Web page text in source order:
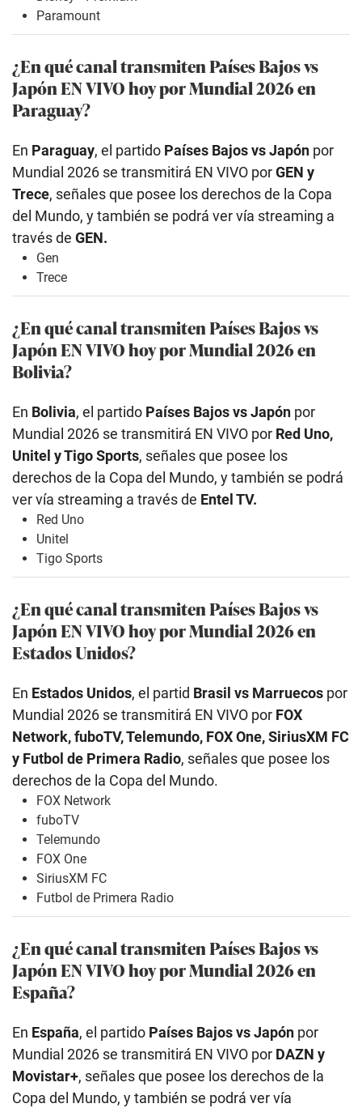
Paramount
¿En qué canal transmiten Países Bajos vs
Japón EN VIVO hoy por Mundial 2026 en
Paraguay?
En Paraguay, el partido Países Bajos vs Japón por
Mundial 2026 se transmitirá EN VIVO porGEN y
Trece, señales que posee los derechos de la Copa
del Mundo, y también se podrá ver vía streaming a
través de GEN.
Gen
Trece
¿En qué canal transmiten Países Bajos vs
Japón EN VIVO hoy por Mundial 2026 en
Bolivia?
En Bolivia, el partido Países Bajos vs Japón por
Mundial 2026 se transmitirá EN VIVO por Red Uno,
Unitel y Tigo Sports, señales que posee los
derechos de la Copa del Mundo, y también se podrá
ver vía streaming a través de Entel TV.
Red Uno
Unitel
Tigo Sports
¿En qué canal transmiten Países Bajos vs
Japón EN VIVO hoy por Mundial 2026 en
Estados Unidos?
En Estados Unidos, el partid Brasil vs Marruecos por
Mundial 2026 se transmitirá EN VIVO por FOX
Network, fuboTV, Telemundo, FOX One, SiriusXM FC
y Futbol de Primera Radio, señales que posee los
derechos de la Copa del Mundo.
FOX Network
fuboTV
Telemundo
FOX One
SiriusXM FC
Futbol de Primera Radio
¿En qué canal transmiten Países Bajos vs
Japón EN VIVO hoy por Mundial 2026 en
España?
En España, el partido Países Bajos vs Japón por
Mundial 2026 se transmitirá EN VIVO por DAZN y
Movistar+, señales que posee los derechos de la
Copa del Mundo, y también se podrá ver vía